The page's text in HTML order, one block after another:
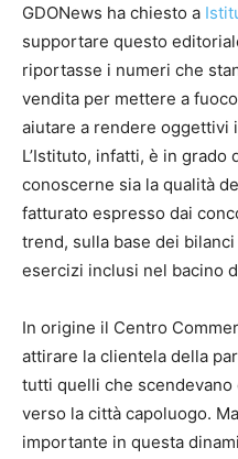
GDONews ha chiesto a
supportare questo
riportasse i numeri che
vendita per mettere a
aiutare a rendere oggettivi
L’Istituto, infatti, è in
conoscerne sia la qualità
fatturato espresso dai
trend, sulla base dei
esercizi inclusi nel bacino
In origine il Centro
attirare la clientela della
tutti quelli che scendevano
verso la città capoluogo.
importante in questa